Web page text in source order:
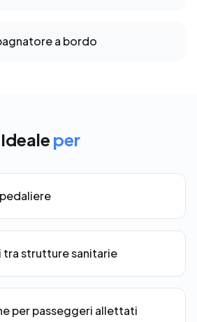
a bordo
Ideale per
tra strutture sanitarie
per passeggeri allettati